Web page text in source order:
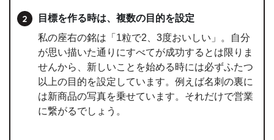
目標を作る時は、複数の目的を設定
私の座右の銘は「1粒で2、3度おいしい」。自分
が思い描いた通りにすべてが成功するとは限りま
せんから、新しいことを始める時には必ずふたつ
以上の目的を設定しています。例えば名刺の裏に
は新商品の写真を乗せています。それだけで営業
に繋がるでしょう。